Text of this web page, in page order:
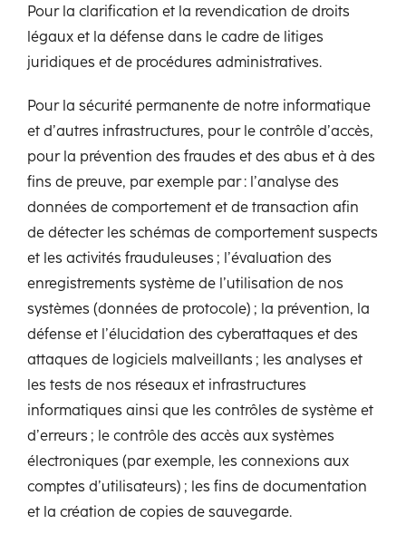
Pour la clarification et la revendication de droits
légaux et la défense dans le cadre de litiges
juridiques et de procédures administratives.
Pour la sécurité permanente de notre informatique
et d’autres infrastructures, pour le contrôle d’accès,
pour la prévention des fraudes et des abus et à des
fins de preuve, par exemple par : l’analyse des
données de comportement et de transaction afin
de détecter les schémas de comportement suspects
et les activités frauduleuses ; l’évaluation des
enregistrements système de l’utilisation de nos
systèmes (données de protocole) ; la prévention, la
défense et l’élucidation des cyberattaques et des
attaques de logiciels malveillants ; les analyses et
les tests de nos réseaux et infrastructures
informatiques ainsi que les contrôles de système et
d’erreurs ; le contrôle des accès aux systèmes
électroniques (par exemple, les connexions aux
comptes d’utilisateurs) ; les fins de documentation
et la création de copies de sauvegarde.